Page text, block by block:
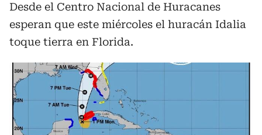
Desde el Centro Nacional de Huracanes
esperan que este miércoles el huracán Idalia
toque tierra en Florida.